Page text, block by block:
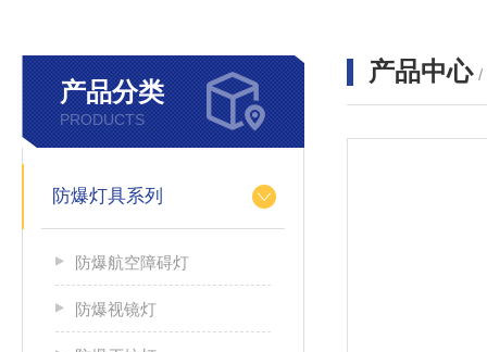
产品分类
PRODUCTS
防爆灯具系列
防爆航空障碍灯
防爆视镜灯
产品中心 /